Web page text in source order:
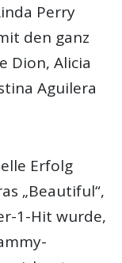
Perry
den ganz
Dion, Alicia
Aguilera
Erfolg
„Beautiful“,
1-Hit wurde,